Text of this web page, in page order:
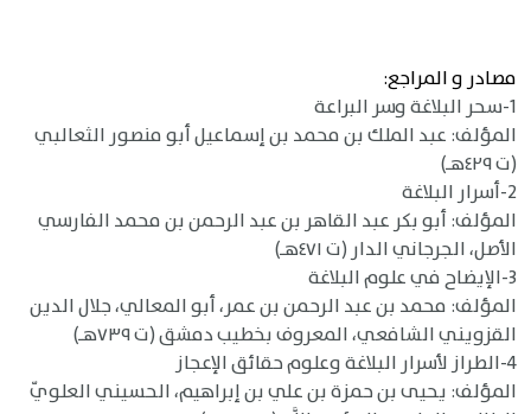
مصادر و المراجع:
1-سحر البلاغة وسر البراعة
المؤلف: عبد الملك بن محمد بن إسماعيل أبو منصور الثعالبي
(ت ٤٢٩هـ)
2-أسرار البلاغة
المؤلف: أبو بكر عبد القاهر بن عبد الرحمن بن محمد الفارسي
الأصل، الجرجاني الدار (ت ٤٧١هـ)
3-الإيضاح في علوم البلاغة
المؤلف: محمد بن عبد الرحمن بن عمر، أبو المعالي، جلال الدين
القزويني الشافعي، المعروف بخطيب دمشق (ت ٧٣٩هـ)
4-الطراز لأسرار البلاغة وعلوم حقائق الإعجاز
المؤلف: يحيى بن حمزة بن علي بن إبراهيم، الحسيني العلويّ